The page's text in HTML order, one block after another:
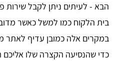
הבא - לעיתים ניתן לקבל
בית הלקוח כמו למשל כאשר
במקרים אלה כמובן עדיף לאתר
כדי שהנסיעה הקצרה שלו אליכם